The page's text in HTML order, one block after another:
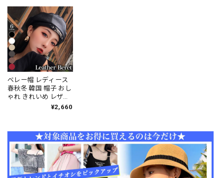
可愛い 大人女子 [LW-
CDZ004]
ベレー帽 レディース
春秋冬 韓国 帽子 おし
ゃれ きれいめ レザー
大人 かわいい カジュ
CBZ014]
¥2,660